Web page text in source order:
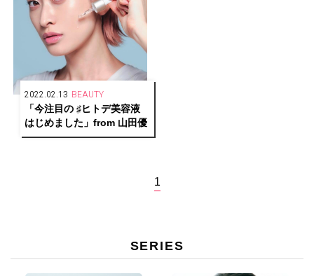
2022.02.13 BEAUTY
「今注目の ♯ヒトデ美容液
はじめました」from 山田優
1
SERIES